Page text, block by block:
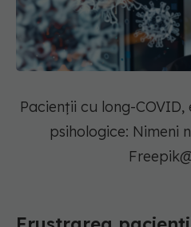
Pacienții cu long-
psihologice: Nimeni